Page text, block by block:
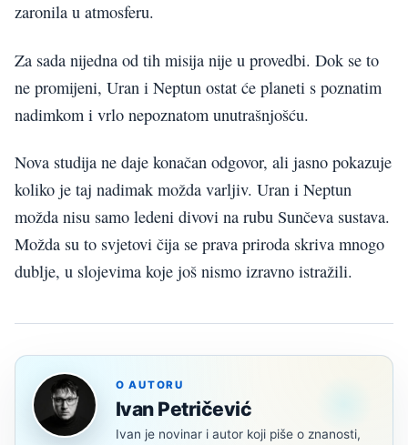
zaronila u atmosferu.
Za sada nijedna od tih misija nije u provedbi. Dok se to
ne promijeni, Uran i Neptun ostat će planeti s poznatim
nadimkom i vrlo nepoznatom unutrašnjošću.
Nova studija ne daje konačan odgovor, ali jasno pokazuje
koliko je taj nadimak možda varljiv. Uran i Neptun
možda nisu samo ledeni divovi na rubu Sunčeva sustava.
Možda su to svjetovi čija se prava priroda skriva mnogo
dublje, u slojevima koje još nismo izravno istražili.
O AUTORU
Ivan Petričević
Ivan je novinar i autor koji piše o znanosti,